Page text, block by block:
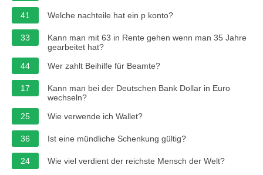
41 Welche nachteile hat ein p konto?
33
Kann man mit 63 in Rente gehen wenn man 35 Jahre
gearbeitet hat?
44
Wer zahlt Beihilfe für Beamte?
17
Kann man bei der Deutschen Bank Dollar in Euro
wechseln?
25
Wie verwende ich Wallet?
36 Ist eine mündliche Schenkung gültig?
24 Wie viel verdient der reichste Mensch der Welt?